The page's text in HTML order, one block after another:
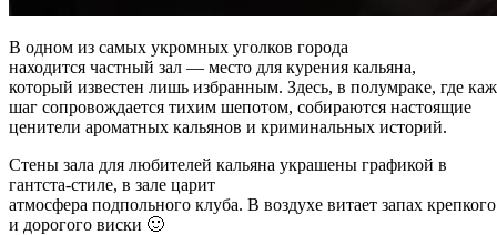
В одном из самых укромных уголков города
находится частный зал — место для курения кальяна,
который известен лишь избранным. Здесь, в полумраке, где
шаг сопровождается тихим шепотом, собираются настоящие
ценители ароматных кальянов и криминальных историй.
Стены зала для любителей кальяна украшены графикой в
гантста-стиле, в зале царит
атмосфера подпольного клуба. В воздухе витает запах
и дорогого виски 🙂